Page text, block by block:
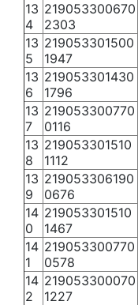
13
4
219053300670
2303
13
5
219053301500
1947
13
6
219053301430
1796
13
7
219053300770
0116
13
8
219053301510
1112
13
9
219053306190
0676
14
0
219053301510
1467
14
1
219053300770
0578
14
2
219053300070
1227